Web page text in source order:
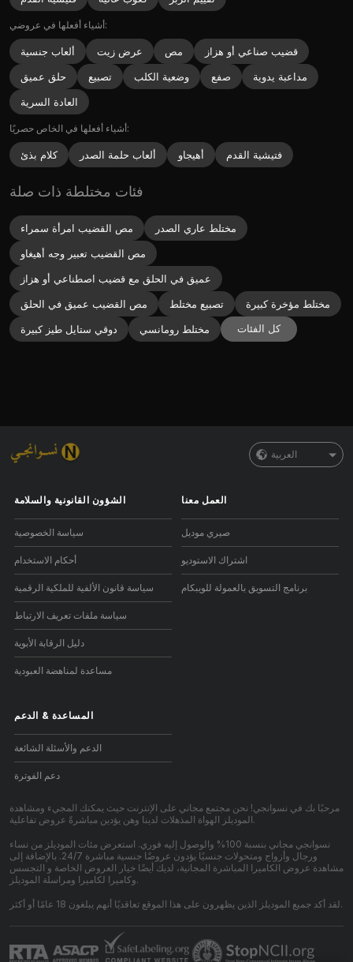
أشياء أفعلها في عروضي:
ألعاب جنسية عرض زيت مص
قضيب صناعي أو هزاز
حلق عميق
تصبيع وضعية الكلب صفع
مداعبة يدوية
العادة السرية
أشياء أفعلها في الخاص حصريًا:
كلام بذئ ألعاب حلمة الصدر أهيجاو فتيشية القدم
فئات مختلطة ذات صلة
مص القضيب امرأة سمراء
مختلط عاري الصدر
مص القضيب تعبير وجه أهيغاو
عميق في الحلق مع قضيب اصطناعي أو هزاز
مص القضيب عميق في الحلق
تصبيع مختلط
مختلط مؤخرة كبيرة
دوقي ستايل طيز كبيرة
مختلط رومانسي كل الفئات
العربية
الشؤون القانونية والسلامة
سياسة الخصوصية
أحكام الاستخدام
سياسة قانون الألفية للملكية الرقمية
سياسة ملفات تعريف الارتباط
دليل الرقابة الأبوية
مساعدة لمناهضة العبودية
العمل معنا
صيري موديل
اشتراك الاستوديو
برنامج التسويق بالعمولة للويبكام
المساعدة & الدعم
الدعم والأسئلة الشائعة
دعم الفوترة
مرحبًا بك في نسوانجي! نحن مجتمع مجاني على الإنترنت حيث يمكنك المجيء ومشاهدة
الموديلز الهواة المذهلات لدينا وهن يؤدين مباشرةً عروض تفاعلية.
نسوانجي مجاني بنسبة 100% والوصول إليه فوري. استعرض مئات الموديلز من نساء
ورجال وأزواج ومتحولات جنسيًا يؤدون عروضًا جنسية مباشرة 24/7. بالإضافة إلى
مشاهدة عروض الكاميرا المباشرة المجانية، لديك أيضًا خيار العروض الخاصة و التجسس
وكاميرا لكاميرا ومراسلة الموديلز.
لقد أكد جميع الموديلز الذين يظهرون على هذا الموقع تعاقديًا أنهم يبلغون 18 عامًا أو أكثر.